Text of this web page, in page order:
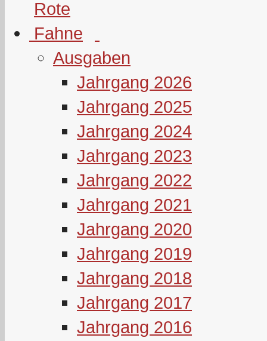
Ausgaben
Jahrgang 2026
Jahrgang 2025
Jahrgang 2024
Jahrgang 2023
Jahrgang 2022
Jahrgang 2021
Jahrgang 2020
Jahrgang 2019
Jahrgang 2018
Jahrgang 2017
Jahrgang 2016